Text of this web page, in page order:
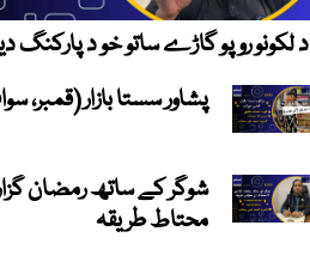
د لکونو روپو گاڑے ساتو خو د پارکنگ
پشاور سستا بازار (قمبر،
شوگر کے ساتھ رمضان
محتاط طریقہ